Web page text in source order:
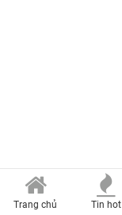
Trang chủ Tin hot